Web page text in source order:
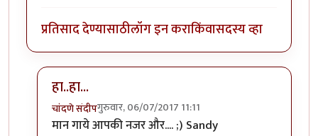
प्रतिसाद देण्यासाठीलॉग इन कराकिंवासदस्य व्हा
हा..हा...
चांदणे संदीपगुरुवार, 06/07/2017 11:11
In reply toरेकाई काय क्युट दिसतेय हो,
मान गाये आपकी नजर और.... ;) Sandy